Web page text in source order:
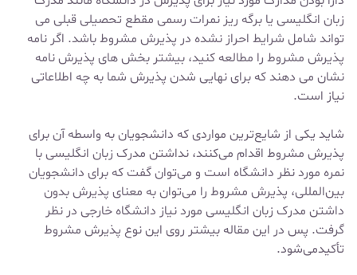
زبان انگلیسی یا برگه ریز نمرات رسمی مقطع تحصیلی قبلی می
تواند شامل شرایط احراز نشده در پذیرش مشروط باشد. اگر نامه
پذیرش مشروط را مطالعه کنید، بیشتر بخش های پذیرش نامه
نشان می دهند که برای نهایی شدن پذیرش شما به چه اطلاعاتی
نیاز است.
شاید یکی از شایع‌ترین مواردی که دانشجویان به واسطه آن برای
پذیرش مشروط اقدام می‌کنند، نداشتن مدرک زبان انگلیسی با
نمره مورد نظر دانشگاه است و می‌توان گفت که برای دانشجویان
بین‌المللی، پذیرش مشروط را می‌توان به معنای پذیرش بدون
داشتن مدرک زبان انگلیسی مورد نیاز دانشگاه خارجی در نظر
گرفت. پس در این مقاله بیشتر روی این نوع پذیرش مشروط
تأکیدمی‌شود.